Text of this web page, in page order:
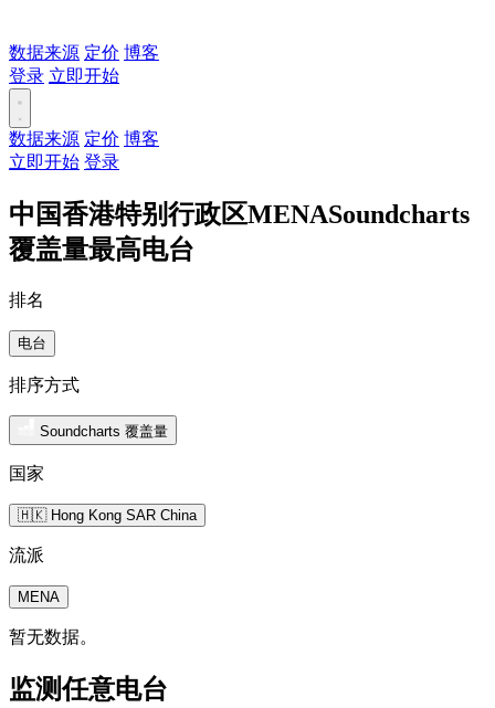
数据来源 定价 博客
登录 立即开始
数据来源 定价 博客
立即开始 登录
中国香港特别行政区MENASoundcharts
覆盖量最高电台
排名
电台
排序方式
Soundcharts 覆盖量
国家
🇭🇰 Hong Kong SAR China
流派
MENA
暂无数据。
监测任意电台